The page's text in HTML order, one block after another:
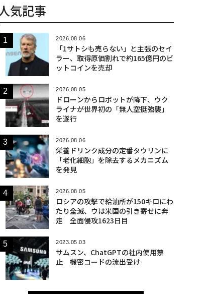
気記事
2026.08.06
「1サトシも売らない」と主張のセイ
ラー、取得原価割れで約165億円のビ
ットコインを売却
2026.08.05
ドローンからロボットが降下、ウク
ライナが世界初の「無人空挺強襲」
を遂行
2026.08.06
栄養ドリンク成分の定番タウリンに
「老化細胞」を除去するメカニズム
を発見
2026.08.05
ロシアの攻撃で給油所が150キロにわ
たり全滅、ウは米国の引き寄せに奔
走 全面侵攻1623日目
2023.05.03
サムスン、ChatGPTの社内使用禁
止 機密コードの流出受け